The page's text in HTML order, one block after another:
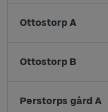
Ottostorp A
Ottostorp B
Perstorps gård A